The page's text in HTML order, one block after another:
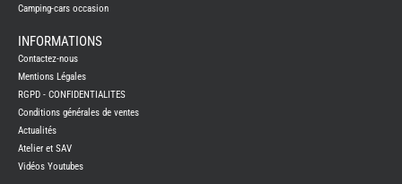
CAMPING-
CAMPING-
BENIMAR
CAMPING-
CARADO
CAMPING-
Camping-cars occasion
INFORMATIONS
Contactez-nous
Mentions Légales
RGPD - CONFIDENTIALITES
Conditions générales de ventes
Actualités
Atelier et SAV
Vidéos Youtubes